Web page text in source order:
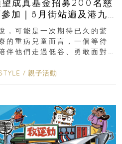
成真基金招募200名慈
加｜8月街站遍及港九
，可能是一次期待已久的驚
的重病兒童而言，一個等待
伴他們走過低谷、勇敢面對
/ 親子活動